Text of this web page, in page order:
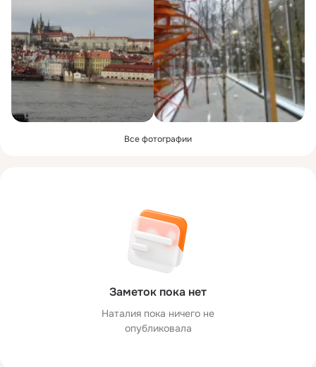
Все фотографии
Заметок пока нет
Наталия пока ничего не
опубликовала